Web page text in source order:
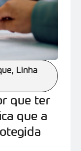
, Linha
que ter
que a